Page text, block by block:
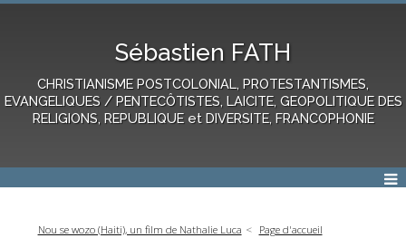
Sébastien FATH
CHRISTIANISME POSTCOLONIAL, PROTESTANTISMES,
EVANGELIQUES / PENTECÔTISTES, LAICITE, GEOPOLITIQUE DES
RELIGIONS, REPUBLIQUE et DIVERSITE, FRANCOPHONIE
Nou se wozo (Haiti), un film de Nathalie Luca
Page d'accueil